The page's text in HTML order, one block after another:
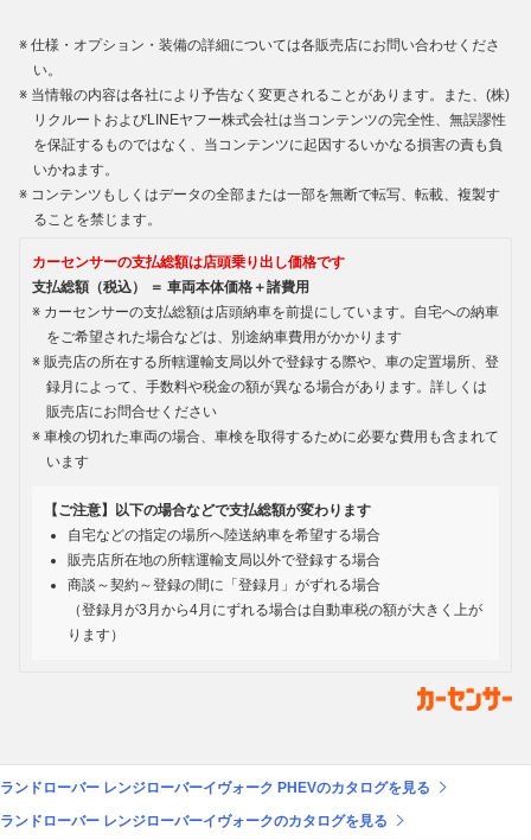
仕様・オプション・装備の詳細については各販売店にお問い合わせくださ
い。
当情報の内容は各社により予告なく変更されることがあります。また、(株)
リクルートおよびLINEヤフー株式会社は当コンテンツの完全性、無誤謬性
を保証するものではなく、当コンテンツに起因するいかなる損害の責も負
いかねます。
コンテンツもしくはデータの全部または一部を無断で転写、転載、複製す
ることを禁じます。
カーセンサーの支払総額は店頭乗り出し価格です
支払総額（税込） ＝ 車両本体価格＋諸費用
カーセンサーの支払総額は店頭納車を前提にしています。自宅への納車
をご希望された場合などは、別途納車費用がかかります
販売店の所在する所轄運輸支局以外で登録する際や、車の定置場所、登
録月によって、手数料や税金の額が異なる場合があります。詳しくは
販売店にお問合せください
車検の切れた車両の場合、車検を取得するために必要な費用も含まれて
います
【ご注意】以下の場合などで支払総額が変わります
自宅などの指定の場所へ陸送納車を希望する場合
販売店所在地の所轄運輸支局以外で登録する場合
商談～契約～登録の間に「登録月」がずれる場合
（登録月が3月から4月にずれる場合は自動車税の額が大きく上が
ります）
ランドローバー レンジローバーイヴォーク PHEVのカタログを見る
ランドローバー レンジローバーイヴォークのカタログを見る